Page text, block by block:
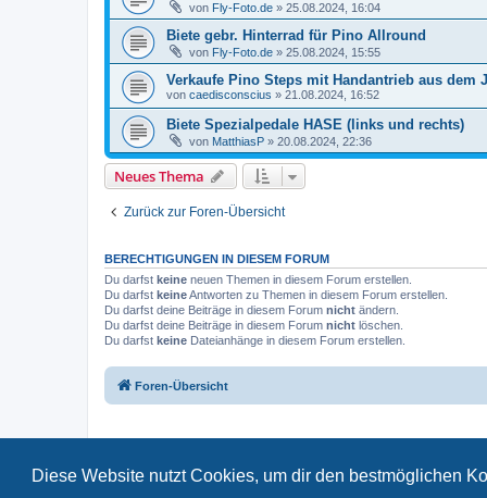
Diese Website nutzt Cookies, um dir den bestmöglichen
von Fly-Foto.de » 25.08.2024, 16:04
Biete gebr. Hinterrad für Pino Allround
von Fly-Foto.de » 25.08.2024, 15:55
Verkaufe Pino Steps mit Handantrieb aus dem
von caedisconscius » 21.08.2024, 16:52
Biete Spezialpedale HASE (links und rechts)
von MatthiasP » 20.08.2024, 22:36
Neues Thema
Zurück zur Foren-Übersicht
BERECHTIGUNGEN IN DIESEM FORUM
Du darfst keine neuen Themen in diesem Forum erstellen.
Du darfst keineAntworten zu Themen in diesem Forum erstellen.
Du darfst deine Beiträge in diesem Forum nicht ändern.
Du darfst deine Beiträge in diesem Forum nicht löschen.
Du darfst keine Dateianhänge in diesem Forum erstellen.
Foren-Übersicht